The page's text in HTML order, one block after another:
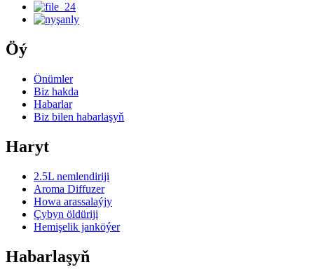
Öý
Önümler
Biz hakda
Habarlar
Biz bilen habarlaşyň
Haryt
2.5L nemlendiriji
Aroma Diffuzer
Howa arassalaýjy
Çybyn öldüriji
Hemişelik janköýer
Habarlaşyň